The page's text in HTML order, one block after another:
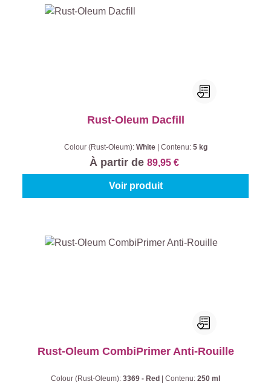
Rust-Oleum Dacfill
Colour (Rust-Oleum): White Contenu: 5 kg
À partir de 89,95 €
Voir produit
Rust-Oleum CombiPrimer Anti-Rouille
Colour (Rust-Oleum): 3369 - Red Contenu: 250 ml